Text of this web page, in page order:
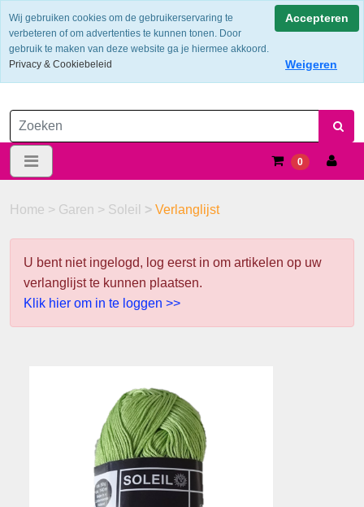
Verzendkosten €6.25 ---> NL: gratis verzending vanaf €60,-
0
Home > Garen > Soleil > Verlanglijst
U bent niet ingelogd, log eerst in om artikelen op uw
verlanglijst te kunnen plaatsen.
Klik hier om in te loggen >>
Wij gebruiken cookies om de gebruikerservaring te
verbeteren of om advertenties te kunnen tonen. Door
gebruik te maken van deze website ga je hiermee akkoord.
Privacy & Cookiebeleid
Accepteren
Weigeren